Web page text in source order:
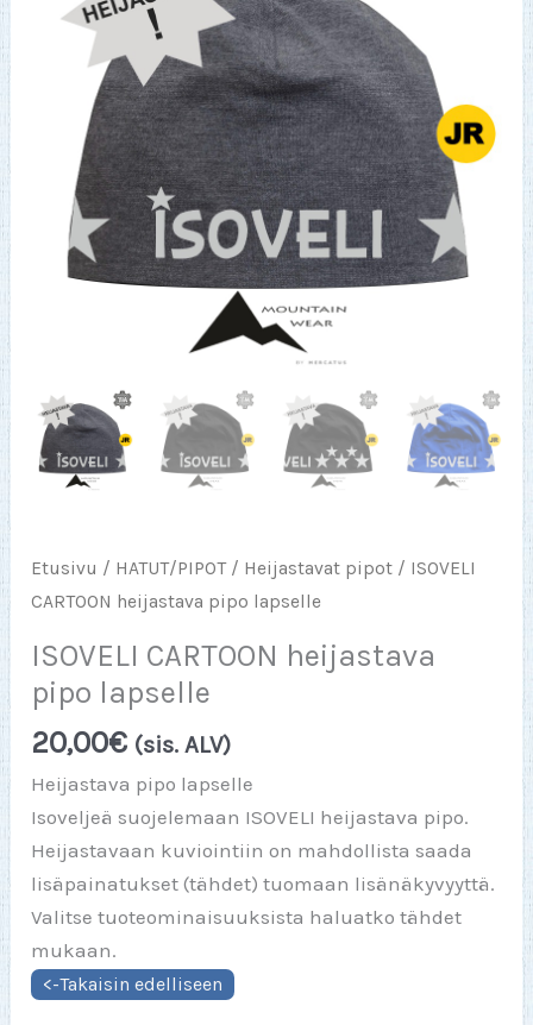
Etusivu / HATUT/PIPOT/ Heijastavat pipot / ISOVELI
CARTOON heijastava pipo lapselle
ISOVELI CARTOON heijastava
pipo lapselle
20,00€ (sis. ALV)
Heijastava pipo lapselle
Isoveljeä suojelemaan ISOVELI heijastava pipo.
Heijastavaan kuviointiin on mahdollista saada
lisäpainatukset (tähdet) tuomaan lisänäkyvyyttä.
Valitse tuoteominaisuuksista haluatko tähdet
mukaan.